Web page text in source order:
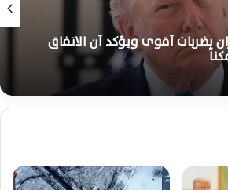
بضربات أقوى ويؤكد أن الاتفاق